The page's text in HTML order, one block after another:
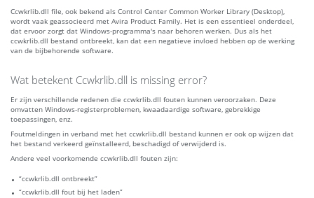
Ccwkrlib.dll file, ook bekend als Control Center Common Worker Library (Desktop),
wordt vaak geassocieerd met Avira Product Family. Het is een essentieel onderdeel,
dat ervoor zorgt dat Windows-programma's naar behoren werken. Dus als het
ccwkrlib.dll bestand ontbreekt, kan dat een negatieve invloed hebben op de werking
van de bijbehorende software.
Wat betekent Ccwkrlib.dll is missing error?
Er zijn verschillende redenen die ccwkrlib.dll fouten kunnen veroorzaken. Deze
omvatten Windows-registerproblemen, kwaadaardige software, gebrekkige
toepassingen, enz.
Foutmeldingen in verband met het ccwkrlib.dll bestand kunnen er ook op wijzen dat
het bestand verkeerd geïnstalleerd, beschadigd of verwijderd is.
Andere veel voorkomende ccwkrlib.dll fouten zijn:
“ccwkrlib.dll ontbreekt”
“ccwkrlib.dll fout bij het laden”